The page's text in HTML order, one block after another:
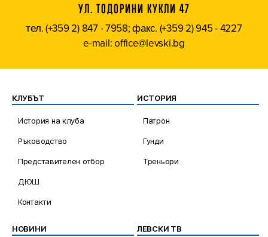
УЛ. ТОДОРИНИ КУКЛИ 47
тел. (+359 2) 847 - 7958; факс. (+359 2) 945 - 4227
e-mail: office@levski.bg
КЛУБЪТ
История на клуба
Ръководство
Представителен отбор
ДЮШ
Контакти
ИСТОРИЯ
Патрон
Гунди
Треньори
НОВИНИ ЛЕВСКИ ТВ